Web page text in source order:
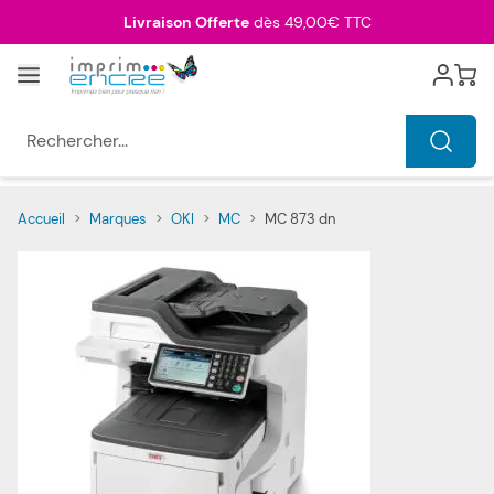
Livraison Offertedès 49,00€ TTC
Menu Cart
Accueil > Marques > OKI > MC > MC 873 dn